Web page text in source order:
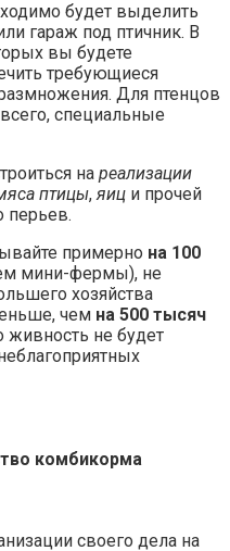
будет выделить
гараж под птичник. В
вы будете
требующиеся
Для птенцов
специальные
на реализации
птицы,яиц и прочей
перьев.
примерно на 100
мини-фермы), не
хозяйства
чем на 500 тысяч
живность не будет
комбикорма
своего дела на